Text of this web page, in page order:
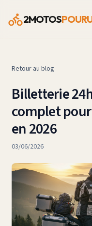
2MOTOS
Retour au blog
Billetterie
complet
en 2026
03/06/2026